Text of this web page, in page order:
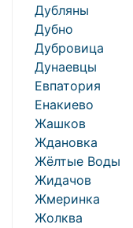
Дубляны
Дубно
Дубровица
Дунаевцы
Евпатория
Енакиево
Жашков
Ждановка
Жёлтые Воды
Жидачов
Жмеринка
Жолква